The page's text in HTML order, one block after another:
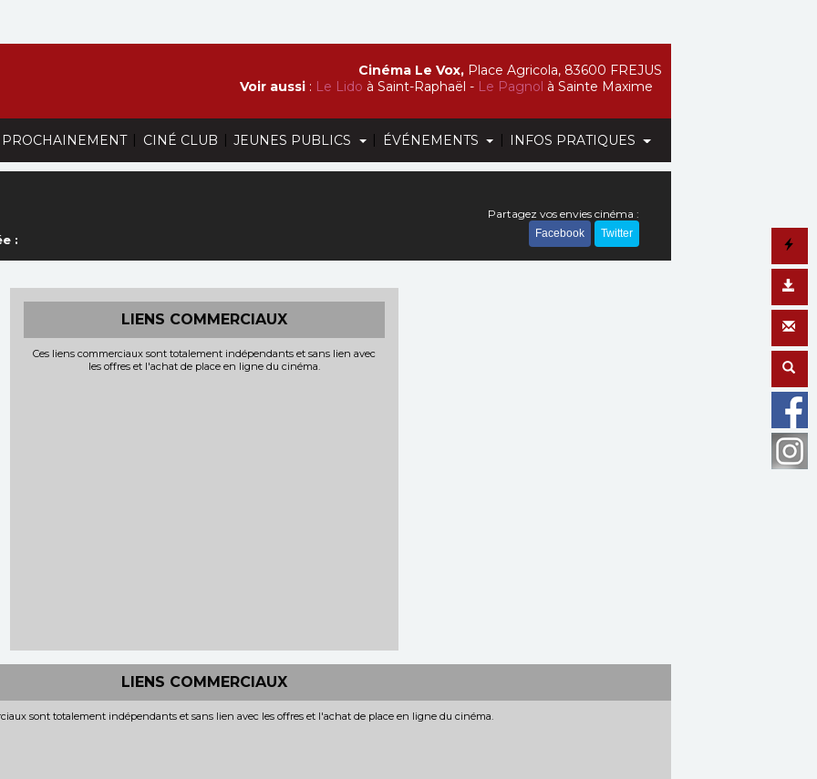
PROCHAINEMENT | CINÉ CLUB | JEUNES PUBLICS | ÉVÉNEMENTS | INFOS PRATIQUES
Cinéma Le Vox, Place Agricola, 83600 FREJUS
Voir aussi : Le Lido à Saint-Raphaël - Le Pagnol à Sainte Maxime
:
Partagez vos envies cinéma :
Facebook Twitter
LIENS COMMERCIAUX
Ces liens commerciaux sont totalement indépendants et sans lien avec
les offres et l'achat de place en ligne du cinéma.
LIENS COMMERCIAUX
sont totalement indépendants et sans lien avec les offres et l'achat de place en ligne du cinéma.